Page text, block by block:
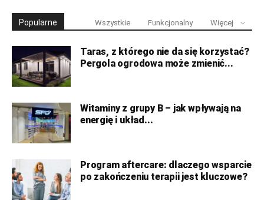
Popularne Wszystkie Funkcjonalny Więcej
Taras, z którego nie da się korzystać?
Pergola ogrodowa może zmienić...
Witaminy z grupy B – jak wpływają na
energię i układ...
Program aftercare: dlaczego wsparcie
po zakończeniu terapii jest kluczowe?